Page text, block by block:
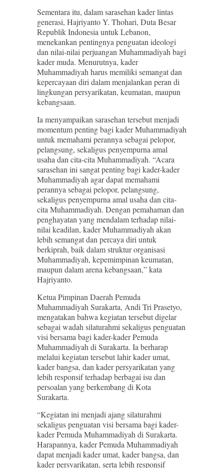
Sementara itu, dalam sarasehan kader lintas
generasi, Hajriyanto Y. Thohari, Duta Besar
Republik Indonesia untuk Lebanon,
menekankan pentingnya penguatan ideologi
dan nilai-nilai perjuangan Muhammadiyah bagi
kader muda. Menurutnya, kader
Muhammadiyah harus memiliki semangat dan
kepercayaan diri dalam menjalankan peran di
lingkungan persyarikatan, keumatan, maupun
kebangsaan.
Ia menyampaikan sarasehan tersebut menjadi
momentum penting bagi kader Muhammadiyah
untuk memahami perannya sebagai pelopor,
pelangsung, sekaligus penyempurna amal
usaha dan cita-cita Muhammadiyah. “Acara
sarasehan ini sangat penting bagi kader-kader
Muhammadiyah agar dapat memahami
perannya sebagai pelopor, pelangsung,
sekaligus penyempurna amal usaha dan cita-
cita Muhammadiyah. Dengan pemahaman dan
penghayatan yang mendalam terhadap nilai-
nilai keadilan, kader Muhammadiyah akan
lebih semangat dan percaya diri untuk
berkiprah, baik dalam struktur organisasi
Muhammadiyah, kepemimpinan keumatan,
maupun dalam arena kebangsaan,” kata
Hajriyanto.
Ketua Pimpinan Daerah Pemuda
Muhammadiyah Surakarta, Andi Tri Prasetyo,
mengatakan bahwa kegiatan tersebut digelar
sebagai wadah silaturahmi sekaligus penguatan
visi bersama bagi kader-kader Pemuda
Muhammadiyah di Surakarta. Ia berharap
melalui kegiatan tersebut lahir kader umat,
kader bangsa, dan kader persyarikatan yang
lebih responsif terhadap berbagai isu dan
persoalan yang berkembang di Kota
Surakarta.
“Kegiatan ini menjadi ajang silaturahmi
sekaligus penguatan visi bersama bagi kader-
kader Pemuda Muhammadiyah di Surakarta.
Harapannya, kader Pemuda Muhammadiyah
dapat menjadi kader umat, kader bangsa, dan
kader persyarikatan, serta lebih responsif